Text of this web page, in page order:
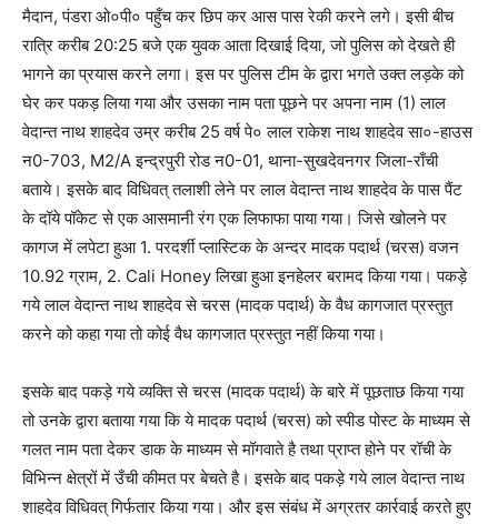
मैदान, पंडरा ओ०पी० पहुँच कर छिप कर आस पास रेकी करने लगे। इसी बीच
रात्रि करीब 20:25 बजे एक युवक आता दिखाई दिया, जो पुलिस को देखते ही
भागने का प्रयास करने लगा। इस पर पुलिस टीम के द्वारा भगते उक्त लड़के को
घेर कर पकड़ लिया गया और उसका नाम पता पूछने पर अपना नाम (1) लाल
वेदान्त नाथ शाहदेव उम्र करीब 25 वर्ष पे० लाल राकेश नाथ शाहदेव सा०-हाउस
न0-703, M2/A इन्द्रपुरी रोड न0-01, थाना-सुखदेवनगर जिला-राँची
बताये। इसके बाद विधिवत् तलाशी लेने पर लाल वेदान्त नाथ शाहदेव के पास पैंट
के दॉये पॉकेट से एक आसमानी रंग एक लिफाफा पाया गया। जिसे खोलने पर
कागज में लपेटा हुआ 1. परदर्शी प्लास्टिक के अन्दर मादक पदार्थ (चरस) वजन
10.92 ग्राम, 2. Cali Honey लिखा हुआ इनहेलर बरामद किया गया। पकड़े
गये लाल वेदान्त नाथ शाहदेव से चरस (मादक पदार्थ) के वैध कागजात प्रस्तुत
करने को कहा गया तो कोई वैध कागजात प्रस्तुत नहीं किया गया।
इसके बाद पकड़े गये व्यक्ति से चरस (मादक पदार्थ) के बारे में पूछताछ किया गया
तो उनके द्वारा बताया गया कि ये मादक पदार्थ (चरस) को स्पीड पोस्ट के माध्यम से
गलत नाम पता देकर डाक के माध्यम से मॉगवाते है तथा प्राप्त होने पर रॉची के
विभिन्न क्षेत्रों में उँची कीमत पर बेचते है। इसके बाद पकड़े गये लाल वेदान्त नाथ
शाहदेव विधिवत् गिर्फतार किया गया। और इस संबंध में अग्रतर कार्रवाई करते हुए